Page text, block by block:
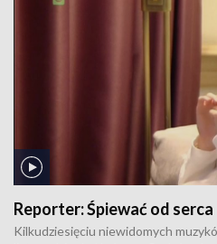
Reporter:Śpiewać od serca
Kilkudziesięciu niewidomych